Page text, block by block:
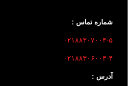
شماره تماس :
۰۲۱۸۸۳۰۷۰۰۴-۵
۰۲۱۸۸۳۰۶۰۰۳-۴
آدرس :